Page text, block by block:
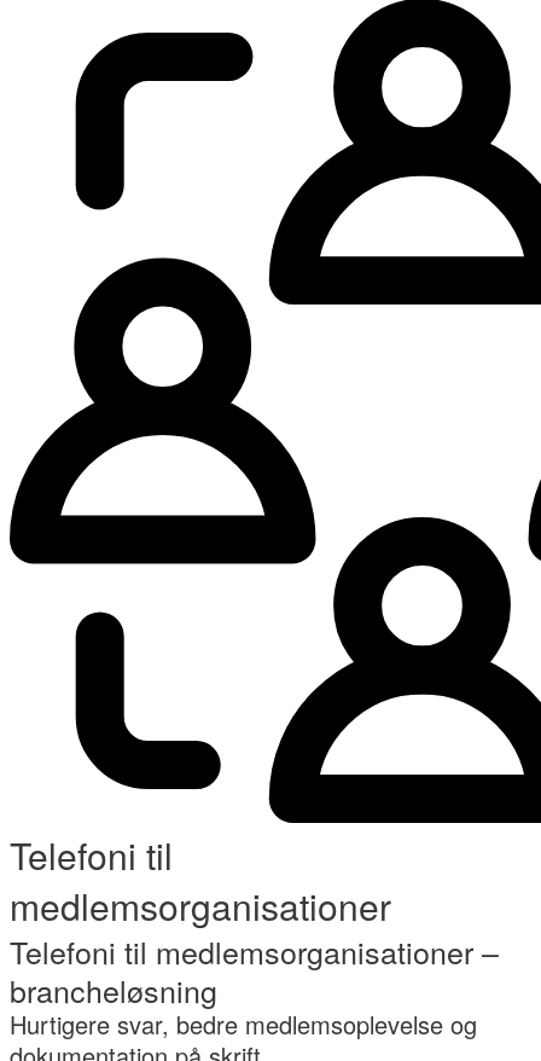
Telefoni til
medlemsorganisationer
Telefoni til medlemsorganisationer –
brancheløsning
Hurtigere svar, bedre medlemsoplevelse og